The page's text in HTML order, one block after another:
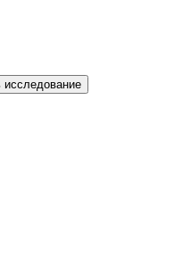
исследование